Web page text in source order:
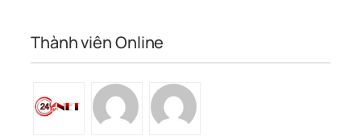
Thành viên Online